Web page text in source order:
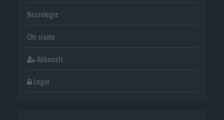
Necrologie
Chi siamo
Abbonati
Login